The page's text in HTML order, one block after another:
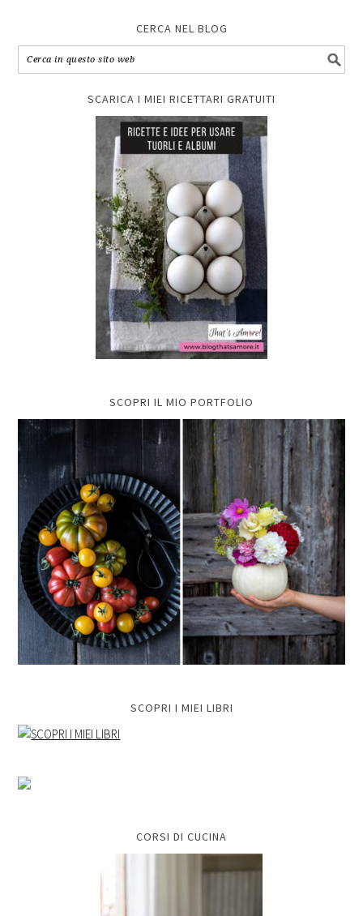
CERCA NEL BLOG
SCARICA I MIEI RICETTARI GRATUITI
SCOPRI IL MIO PORTFOLIO
SCOPRI I MIEI LIBRI
CORSI DI CUCINA